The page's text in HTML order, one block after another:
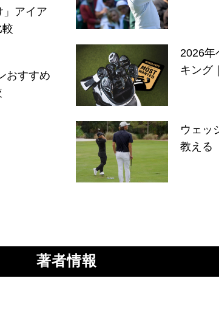
」アイア
おすすめ
2026年
キング
ウェッ
教える
著者情報